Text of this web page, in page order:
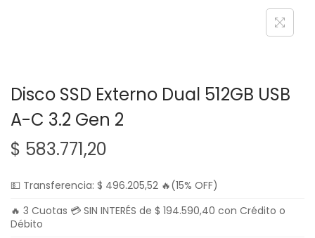
Disco SSD Externo Dual 512GB USB
A-C 3.2 Gen 2
$ 583.771,20
💵 Transferencia: $ 496.205,52 🔥(15% OFF)
🔥 3 Cuotas 💳 SIN INTERÉS de $ 194.590,40 con Crédito o
Débito